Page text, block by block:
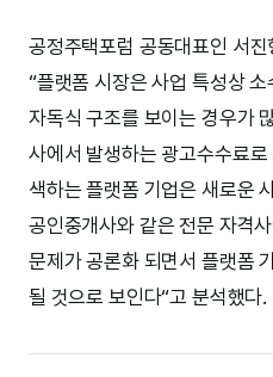
공정주택포럼 공동대표인 서
“플랫폼 시장은 사업 특성상
자독식 구조를 보이는 경우가
사에서 발생하는 광고수수료
색하는 플랫폼 기업은 새로운
공인중개사와 같은 전문 자격
문제가 공론화 되면서 플랫폼
될 것으로 보인다“고 분석했다.